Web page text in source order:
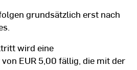
grundsätzlich erst nach
wird eine
EUR 5,00 fällig, die mit der